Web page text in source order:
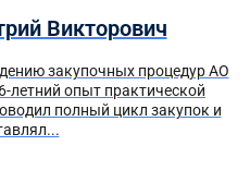
Викторович
закупочных процедур АО
опыт практической
полный цикл закупок и